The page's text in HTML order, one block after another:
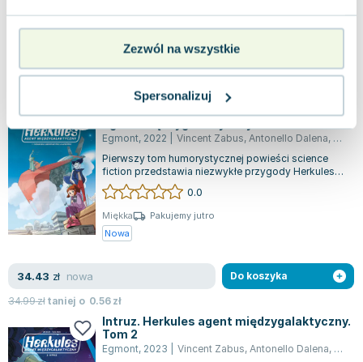
Zezwól na wszystkie
Spersonalizuj
22.34zł nowa Do koszyka
Egmont, 2022 Vincent Zabus, Antonello Dalena,
Pierwszy tom humorystycznej powieści science
fiction przedstawia niezwykłe przygody Herkulesa i
Marlona, którzy uczą się w kosmicz...
0.0
Miękka
Pakujemy jutro
Nowa
34.43 zł nowa
34.99złtaniej o 0.56zł
Do koszyka
Intruz. Herkules agent międzygalaktyczny.
Tom 2
Egmont, 2023 Vincent Zabus, Antonello Dalena,